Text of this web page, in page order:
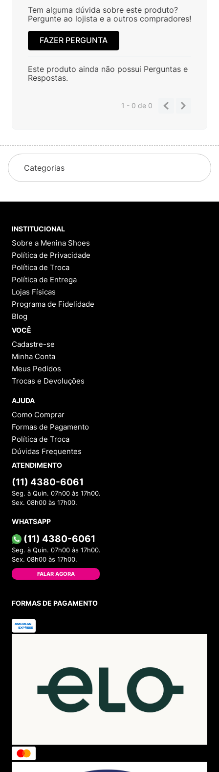
Tem alguma dúvida sobre este produto?
Pergunte ao lojista e a outros compradores!
FAZER PERGUNTA
Este produto ainda não possui Perguntas e
Respostas.
1 - 0de 0
Categorias
INSTITUCIONAL
Sobre a Menina Shoes
Política de Privacidade
Política de Troca
Política de Entrega
Lojas Físicas
Programa de Fidelidade
Blog
VOCÊ
Cadastre-se
Minha Conta
Meus Pedidos
Trocas e Devoluções
AJUDA
Como Comprar
Formas de Pagamento
Política de Troca
Dúvidas Frequentes
ATENDIMENTO
(11) 4380-6061
Seg. à Quin. 07h00 às 17h00.
Sex. 08h00 às 17h00.
WHATSAPP
(11) 4380-6061
Seg. à Quin. 07h00 às 17h00.
Sex. 08h00 às 17h00.
FALAR AGORA
FORMAS DE PAGAMENTO